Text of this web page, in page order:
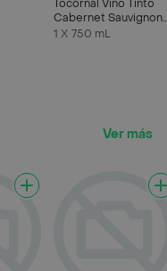
Tocornal Vino Tinto
Cabernet Sauvignon
Cono Sur
1 X 750 mL
Ver más